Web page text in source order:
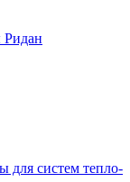
Ридан
для систем тепло-